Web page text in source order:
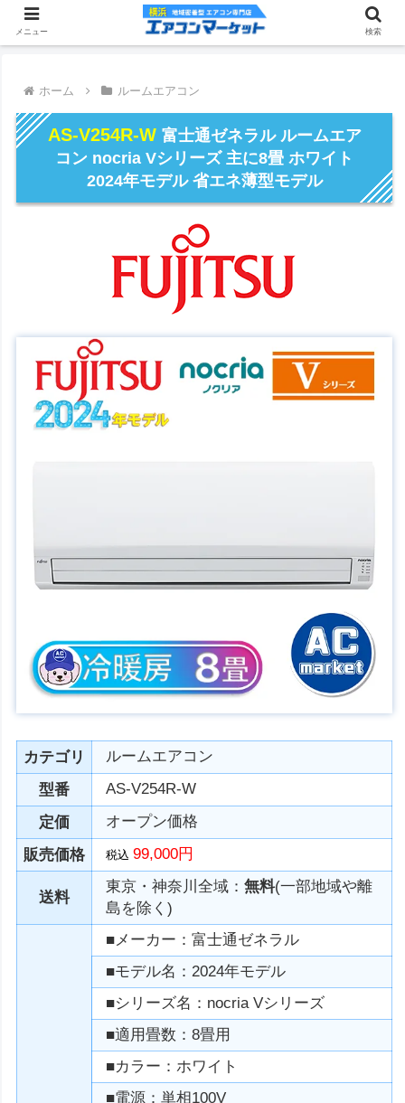
ホーム ルームエアコン
AS-V254R-W 富士通ゼネラル ルームエア
コン nocria Vシリーズ 主に8畳 ホワイト
2024年モデル 省エネ薄型モデル
カテゴリ
ルームエアコン
型番
AS-V254R-W
定価
オープン価格
販売価格
税込99,000円
送料
東京・神奈川全域：無料(一部地域や離
島を除く)
■メーカー：富士通ゼネラル
■モデル名：2024年モデル
■シリーズ名：nocria Vシリーズ
■適用畳数：8畳用
■カラー：ホワイト
■電源：単相100V
メニュー 検索